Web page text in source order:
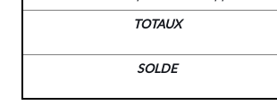
TOTAUX
SOLDE